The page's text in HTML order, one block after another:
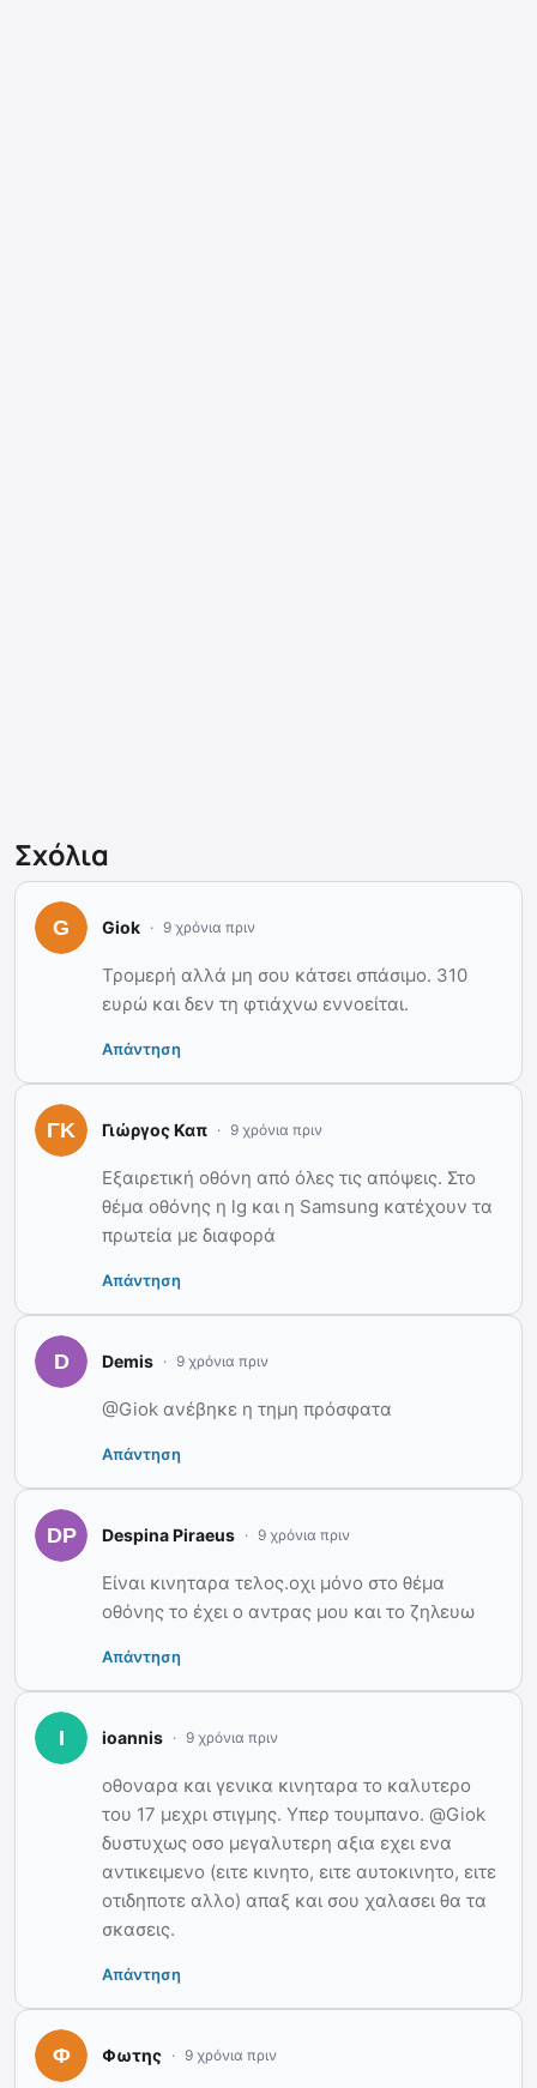
Σχόλια
Giok 9 χρόνια πριν
Τρομερή αλλά μη σου κάτσει σπάσιμο. 310
ευρώ και δεν τη φτιάχνω εννοείται.
Απάντηση
Γιώργος Καπ 9 χρόνια πριν
Εξαιρετική οθόνη από όλες τις απόψεις. Στο
θέμα οθόνης η lg και η Samsung κατέχουν τα
πρωτεία με διαφορά
Απάντηση
Demis 9 χρόνια πριν
@Giok ανέβηκε η τημη πρόσφατα
Απάντηση
Despina Piraeus 9 χρόνια πριν
Είναι κινηταρα τελος.οχι μόνο στο θέμα
οθόνης το έχει ο αντρας μου και το ζηλευω
Απάντηση
ioannis 9 χρόνια πριν
οθοναρα και γενικα κινηταρα το καλυτερο
του 17 μεχρι στιγμης. Υπερ τουμπανο. @Giok
δυστυχως οσο μεγαλυτερη αξια εχει ενα
αντικειμενο (ειτε κινητο, ειτε αυτοκινητο, ειτε
οτιδηποτε αλλο) απαξ και σου χαλασει θα τα
σκασεις.
Απάντηση
Φωτης 9 χρόνια πριν